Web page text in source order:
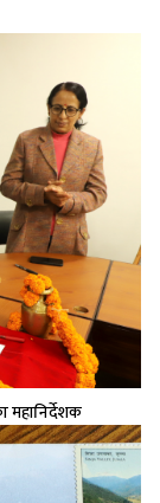
महानिर्देशक